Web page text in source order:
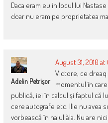
Daca eram eu in locul lui
doar nu eram pe proprietatea
Adelin Petrișor
August 31, 2010 at
Victore, ce
momentul în
publică, iei în calcul și faptul că
cere autografe etc. Ilie nu avea
vorbească în halul ăla. Nu are